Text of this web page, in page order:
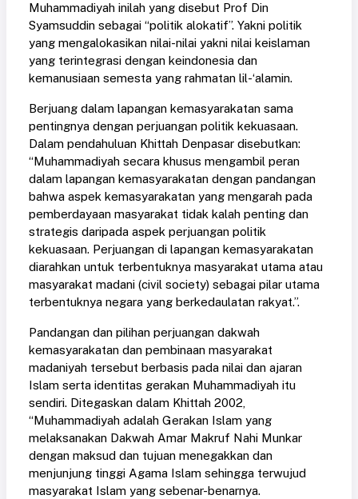
Muhammadiyah inilah yang disebut Prof Din
Syamsuddin sebagai “politik alokatif”. Yakni politik
yang mengalokasikan nilai-nilai yakni nilai keislaman
yang terintegrasi dengan keindonesia dan
kemanusiaan semesta yang rahmatan lil-‘alamin.
Berjuang dalam lapangan kemasyarakatan sama
pentingnya dengan perjuangan politik kekuasaan.
Dalam pendahuluan Khittah Denpasar disebutkan:
“Muhammadiyah secara khusus mengambil peran
dalam lapangan kemasyarakatan dengan pandangan
bahwa aspek kemasyarakatan yang mengarah pada
pemberdayaan masyarakat tidak kalah penting dan
strategis daripada aspek perjuangan politik
kekuasaan. Perjuangan di lapangan kemasyarakatan
diarahkan untuk terbentuknya masyarakat utama atau
masyarakat madani (civil society) sebagai pilar utama
terbentuknya negara yang berkedaulatan rakyat.”.
Pandangan dan pilihan perjuangan dakwah
kemasyarakatan dan pembinaan masyarakat
madaniyah tersebut berbasis pada nilai dan ajaran
Islam serta identitas gerakan Muhammadiyah itu
sendiri. Ditegaskan dalam Khittah 2002,
“Muhammadiyah adalah Gerakan Islam yang
melaksanakan Dakwah Amar Makruf Nahi Munkar
dengan maksud dan tujuan menegakkan dan
menjunjung tinggi Agama Islam sehingga terwujud
masyarakat Islam yang sebenar-benarnya.